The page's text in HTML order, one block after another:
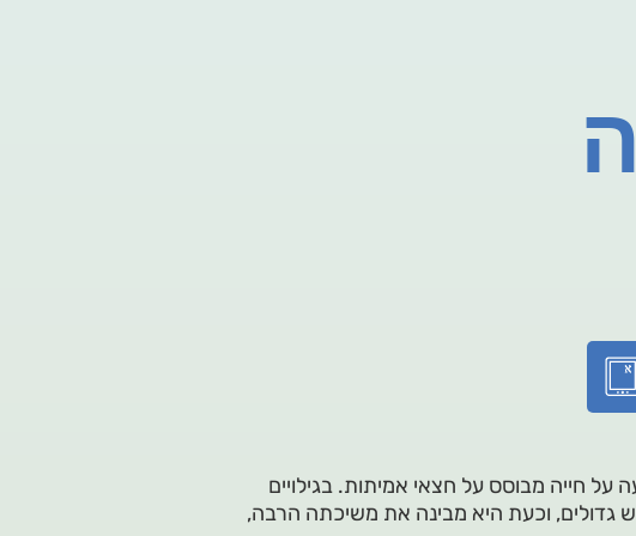
חייה מבוסס על חצאי אמיתות. בגילויים
גדולים, וכעת היא מבינה את משיכתה הרבה,